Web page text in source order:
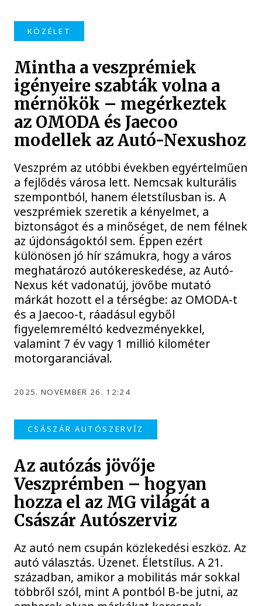
KÖZÉLET
Mintha a veszprémiek
igényeire szabták volna a
mérnökök – megérkeztek
az OMODA és Jaecoo
modellek az Autó-Nexushoz
Veszprém az utóbbi években egyértelműen
a fejlődés városa lett. Nemcsak kulturális
szempontból, hanem életstílusban is. A
veszprémiek szeretik a kényelmet, a
biztonságot és a minőséget, de nem félnek
az újdonságoktól sem. Éppen ezért
különösen jó hír számukra, hogy a város
meghatározó autókereskedése, az Autó-
Nexus két vadonatúj, jövőbe mutató
márkát hozott el a térségbe: az OMODA-t
és a Jaecoo-t, ráadásul egyből
figyelemreméltó kedvezményekkel,
valamint 7 év vagy 1 millió kilométer
motorgaranciával.
2025. NOVEMBER 26. 12:24
CSÁSZÁR AUTÓSZERVÍZ
Az autózás jövője
Veszprémben – hogyan
hozza el az MG világát a
Császár Autószerviz
Az autó nem csupán közlekedési eszköz. Az
autó választás. Üzenet. Életstílus. A 21.
században, amikor a mobilitás már sokkal
többről szól, mint A pontból B-be jutni, az